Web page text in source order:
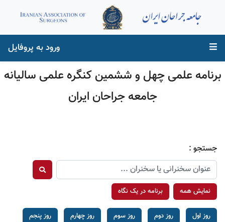
ورود به پروفایل
برنامه علمی چهل و ششمین کنگره علمی سالیانه
جامعه جراحان ایران
جستجو :
نمایش همه برنامه در یک نگاه
روز اول روز دوم روز سوم روز چهارم روز پنجم